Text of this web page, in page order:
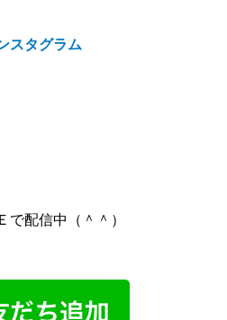
スタグラム
で配信中（＾＾）